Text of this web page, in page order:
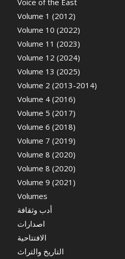
Volume 1 (2012)
Volume 10 (2022)
Volume 11 (2023)
Volume 12 (2024)
Volume 13 (2025)
Volume 2 (2013-2014)
Volume 4 (2016)
Volume 5 (2017)
Volume 6 (2018)
Volume 7 (2019)
Volume 8 (2020)
Volume 8 (2020)
Volume 9 (2021)
Volumes
أدب وثقافة
اصدارات
الافتتاحية
التاريخ والتراث